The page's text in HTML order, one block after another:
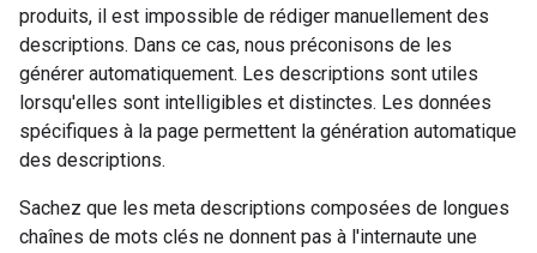
produits, il est impossible de rédiger manuellement des
descriptions. Dans ce cas, nous préconisons de les
générer automatiquement. Les descriptions sont utiles
lorsqu'elles sont intelligibles et distinctes. Les données
spécifiques à la page permettent la génération automatique
des descriptions.
Sachez que les meta descriptions composées de longues
chaînes de mots clés ne donnent pas à l'internaute une